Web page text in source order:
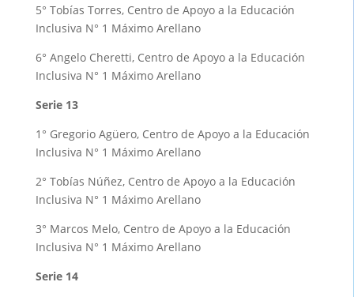
5° Tobías Torres, Centro de Apoyo a la Educación
Inclusiva N° 1 Máximo Arellano
6° Angelo Cheretti, Centro de Apoyo a la Educación
Inclusiva N° 1 Máximo Arellano
Serie 13
1° Gregorio Agüero, Centro de Apoyo a la Educación
Inclusiva N° 1 Máximo Arellano
2° Tobías Núñez, Centro de Apoyo a la Educación
Inclusiva N° 1 Máximo Arellano
3° Marcos Melo, Centro de Apoyo a la Educación
Inclusiva N° 1 Máximo Arellano
Serie 14